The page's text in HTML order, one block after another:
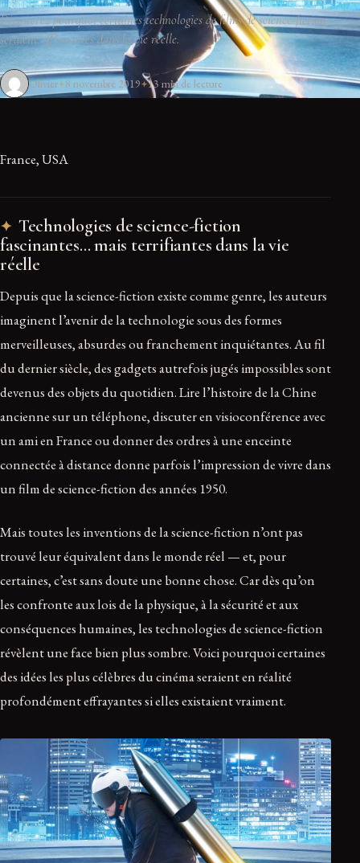
Découvrez pourquoi certaines technologies de films de science-fiction
seraient effrayantes dans la vie réelle.
Olivier 8 novembre 2019 13 min de lecture
France, USA
Technologies de science-fiction
fascinantes… mais terrifiantes dans la vie
réelle
Depuis que la science-fiction existe comme genre, les auteurs
imaginent l’avenir de la technologie sous des formes
merveilleuses, absurdes ou franchement inquiétantes. Au fil
du dernier siècle, des gadgets autrefois jugés impossibles sont
devenus des objets du quotidien. Lire l’histoire de la Chine
ancienne sur un téléphone, discuter en visioconférence avec
un ami en France ou donner des ordres à une enceinte
connectée à distance donne parfois l’impression de vivre dans
un film de science-fiction des années 1950.
Mais toutes les inventions de la science-fiction n’ont pas
trouvé leur équivalent dans le monde réel — et, pour
certaines, c’est sans doute une bonne chose. Car dès qu’on
les confronte aux lois de la physique, à la sécurité et aux
conséquences humaines, les technologies de science-fiction
révèlent une face bien plus sombre. Voici pourquoi certaines
des idées les plus célèbres du cinéma seraient en réalité
profondément effrayantes si elles existaient vraiment.